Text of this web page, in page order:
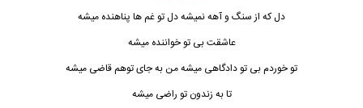
دل که از سنگ و آهه نمیشه دل تو غم ها پناهنده میشه
عاشقت بی تو خواننده میشه
تو خوردم بی تو دادگاهی میشه من به جای توهم قاضی میشه
تا به زندون تو راضی میشه